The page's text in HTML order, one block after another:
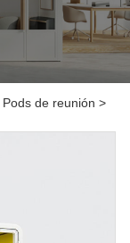
Pods de reunión >